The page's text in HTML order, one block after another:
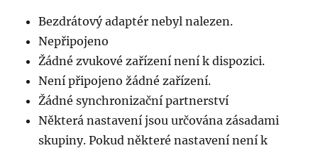
Bezdrátový adaptér nebyl nalezen.
Nepřipojeno
Žádné zvukové zařízení není k dispozici.
Není připojeno žádné zařízení.
Žádné synchronizační partnerství
Některá nastavení jsou určována zásadami
skupiny. Pokud některé nastavení není k